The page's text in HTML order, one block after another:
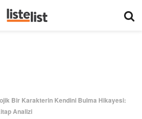
Bir Karakterin Kendini Bulma Hikayesi:
Analizi